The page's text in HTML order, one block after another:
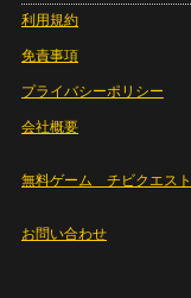
利用規約
免責事項
プライバシーポリシー
会社概要
無料ゲーム チビクエスト
お問い合わせ